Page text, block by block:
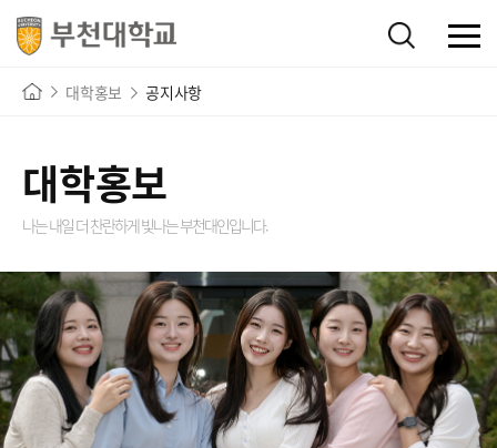
대학홍보 공지사항
대학홍보
나는 내일 더 찬란하게 빛나는부천대인입니다.